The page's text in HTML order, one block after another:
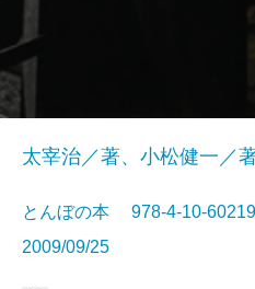
太宰治／著、小松健一／
とんぼの本 978-4-10-
2009/09/25